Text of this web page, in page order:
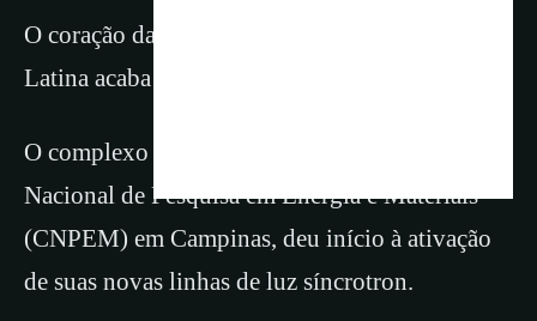
O coração da ciência de ponta na América
Latina acaba de ganhar uma potência inédita.
O complexo Sirius, localizado no Centro
Nacional de Pesquisa em Energia e Materiais
(CNPEM) em Campinas, deu início à ativação
de suas novas linhas de luz síncrotron.